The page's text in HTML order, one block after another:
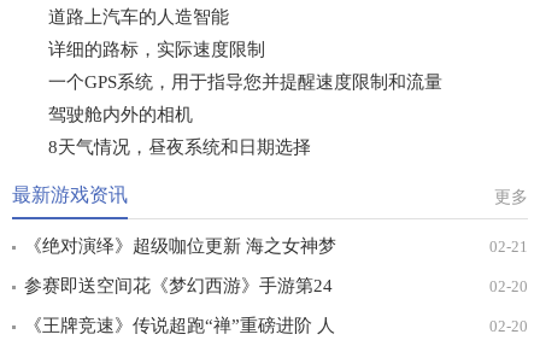
道路上汽车的人造智能
详细的路标，实际速度限制
一个GPS系统，用于指导您并提醒速度限制和流量
驾驶舱内外的相机
8天气情况，昼夜系统和日期选择
最新游戏资讯 更多
《绝对演绎》超级咖位更新 海之女神梦
幻时装免费拿！
02-21
参赛即送空间花《梦幻西游》手游第24
届X9联赛报名进行中！
02-20
《王牌竞速》传说超跑“禅”重磅进阶 人 02-20